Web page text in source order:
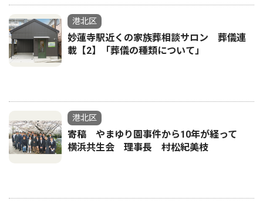
港北区
妙蓮寺駅近くの家族葬相談サロン 葬儀連
載【2】「葬儀の種類について」
港北区
寄稿 やまゆり園事件から10年が経って
横浜共生会 理事長 村松紀美枝